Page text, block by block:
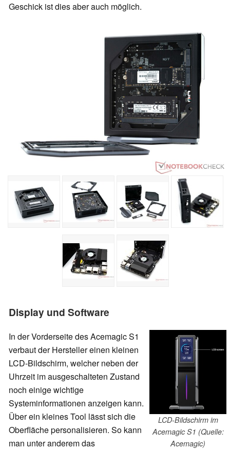
Geschick ist dies aber auch möglich.
Display und Software
LCD-Bildschirm im
Acemagic S1 (Quelle:
Acemagic)
In der Vorderseite des Acemagic S1
verbaut der Hersteller einen kleinen
LCD-Bildschirm, welcher neben der
Uhrzeit im ausgeschalteten Zustand
noch einige wichtige
Systeminformationen anzeigen kann.
Über ein kleines Tool lässt sich die
Oberfläche personalisieren. So kann
man unter anderem das